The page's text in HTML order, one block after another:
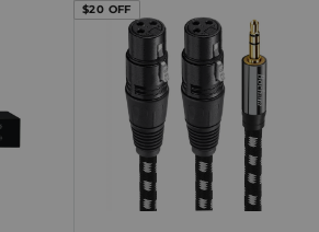
$20 OFF